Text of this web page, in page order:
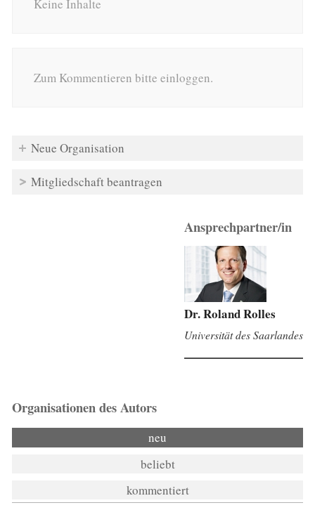
Keine Inhalte
Zum Kommentieren bitte einloggen.
Neue Organisation
Mitgliedschaft beantragen
Ansprechpartner/in
Dr. Roland Rolles
Universität des Saarlandes
Organisationen des Autors
neu
beliebt
kommentiert